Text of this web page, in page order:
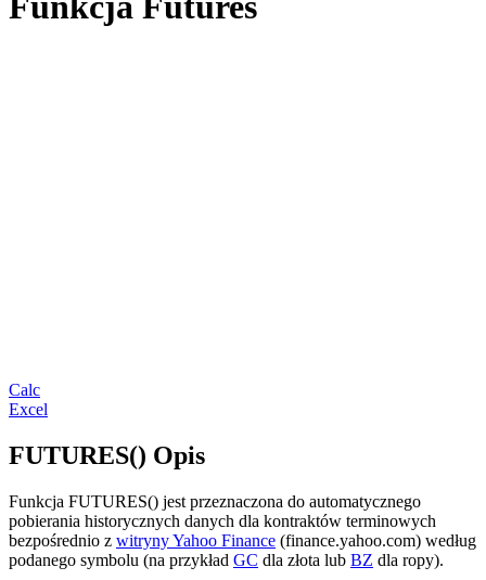
Calc
Excel
FUTURES() Opis
Funkcja FUTURES() jest przeznaczona do automatycznego
pobierania historycznych danych dla kontraktów terminowych
bezpośrednio z witryny Yahoo Finance (finance.yahoo.com) według
podanego symbolu (na przykład GC dla złota lub BZ dla ropy).